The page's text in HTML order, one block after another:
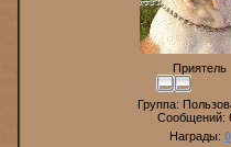
Приятель
Группа:
Сообщений:
Награды: 0